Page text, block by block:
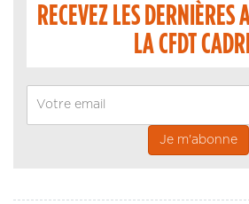
RECEVEZ LES DERNIÈRES
LA CFDT